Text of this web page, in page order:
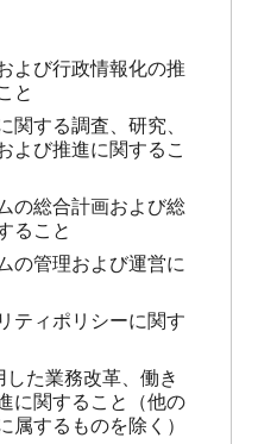
よび行政情報化の推
と
関する調査、研究、
よび推進に関するこ
の総合計画および総
ること
の管理および運営に
ティポリシーに関す
した業務改革、働き
に関すること（他の
属するものを除く）